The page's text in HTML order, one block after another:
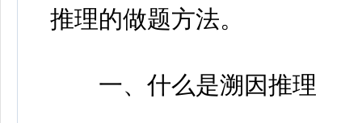
推理的做题方法。
一、什么是溯因推理